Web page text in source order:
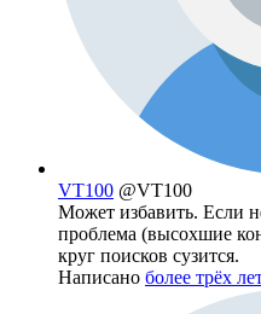
VT100 @VT100
Может избавить. Если
проблема (высохшие
круг поисков сузится.
Написано более трёх